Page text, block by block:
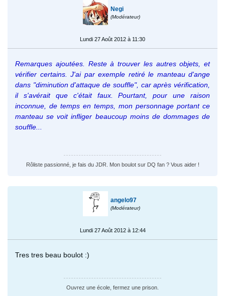
Negi
(Modérateur)
Lundi 27 Août 2012 à 11:30
Remarques ajoutées. Reste à trouver les autres objets, et
vérifier certains. J'ai par exemple retiré le manteau d'ange
dans "diminution d'attaque de souffle", car après vérification,
il s'avérait que c'était faux. Pourtant, pour une raison
inconnue, de temps en temps, mon personnage portant ce
manteau se voit infliger beaucoup moins de dommages de
souffle...
Rôliste passionné, je fais du JDR. Mon boulot sur DQ fan ? Vous aider !
angelo97
(Modérateur)
Lundi 27 Août 2012 à 12:44
Tres tres beau boulot :)
Ouvrez une école, fermez une prison.